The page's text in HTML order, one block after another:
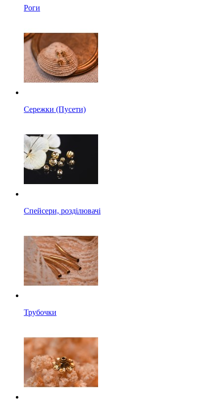
Роги
Сережки (Пусети)
Спейсери, розділювачі
Трубочки